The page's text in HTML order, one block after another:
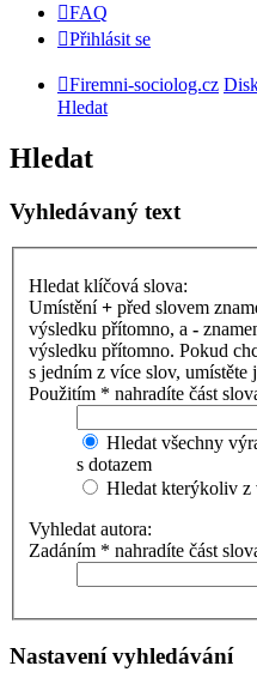
FAQ
Přihlásit se
Firemni-sociolog.cz
Hledat
Hledat
Vyhledávaný text
Hledat klíčová slova:
Umístění+ před slovem
výsledku přítomno, a -
výsledku přítomno. Pokud
s jedním z více slov, umístěte
Použitím * nahradíte část
Hledat všechny
s dotazem
Hledat kterýkoliv z
Vyhledat autora:
Zadáním * nahradíte část
Nastavení vyhledávání